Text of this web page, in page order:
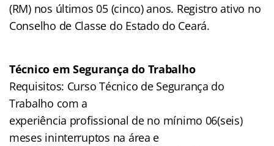
(RM) nos últimos 05 (cinco) anos. Registro ativo no
Conselho de Classe do Estado do Ceará.
Técnico em Segurança do Trabalho
Requisitos: Curso Técnico de Segurança do
Trabalho com a
experiência profissional de no mínimo 06(seis)
meses ininterruptos na área e